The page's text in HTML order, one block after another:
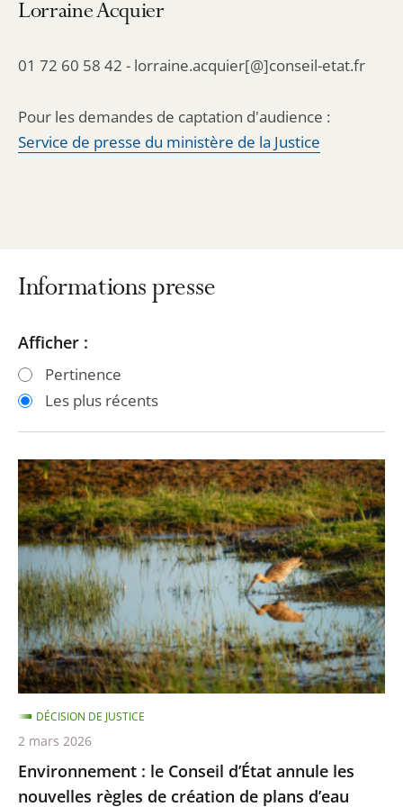
Lorraine Acquier
01 72 60 58 42 - lorraine.acquier[@]conseil-etat.fr
Pour les demandes de captation d'audience :
Service de presse du ministère de la Justice
Informations presse
Passer
les
filtres
après
Passer
les
filtres
avant
Afficher :
Pertinence
Les plus récents
Environnement
:
le
Conseil
d’État
annule
les
nouvelles
règles
de
création
de
plans
d’eau
Environnement : le Conseil d’État annule les
nouvelles règles de création de plans d’eau
DÉCISION DE JUSTICE
2 mars 2026